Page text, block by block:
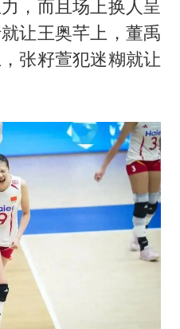
，而且场上换人呈
让王奥芊上，董禹
张籽萱犯迷糊就让